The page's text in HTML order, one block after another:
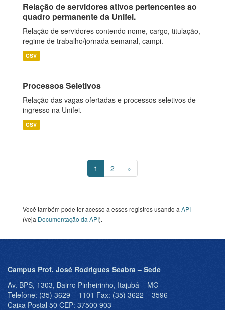
Relação de servidores ativos pertencentes ao
quadro permanente da Unifei.
Relação de servidores contendo nome, cargo, titulação,
regime de trabalho/jornada semanal, campi.
CSV
Processos Seletivos
Relação das vagas ofertadas e processos seletivos de
ingresso na Unifei.
CSV
1 2 »
Você também pode ter acesso a esses registros usando a API
(veja Documentação da API).
Campus Prof. José Rodrigues Seabra – Sede
Av. BPS, 1303, Bairro Pinheirinho, Itajubá – MG
Telefone: (35) 3629 – 1101 Fax: (35) 3622 – 3596
Caixa Postal 50 CEP: 37500 903